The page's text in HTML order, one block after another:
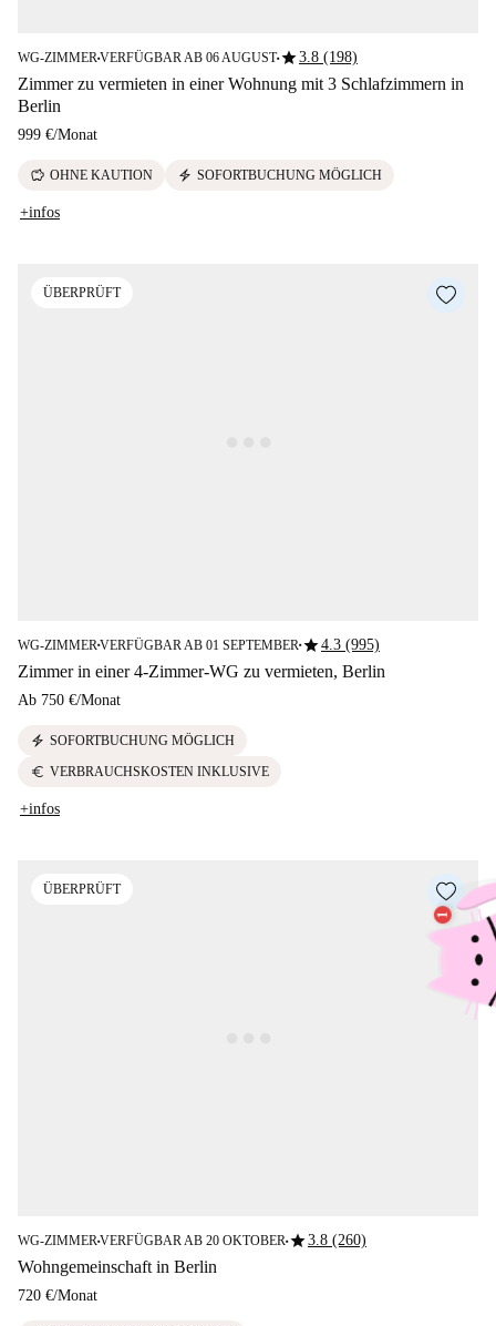
WG-ZIMMER■VERFÜGBAR AB 06 AUGUST■star3.8 (198)
Zimmer zu vermieten in einer Wohnung mit 3 Schlafzimmern in
Berlin
999 €/Monat
savings OHNE KAUTION electric_bolt SOFORTBUCHUNG MÖGLICH
+infos
ÜBERPRÜFT
WG-ZIMMER ■VERFÜGBAR AB 01 SEPTEMBER ■star4.3 (995)
Zimmer in einer 4-Zimmer-WG zu vermieten, Berlin
Ab 750 €/Monat
electric_bolt SOFORTBUCHUNG MÖGLICH
euro VERBRAUCHSKOSTEN INKLUSIVE
+infos
ÜBERPRÜFT
WG-ZIMMER■VERFÜGBAR AB 20 OKTOBER■star3.8 (260)
Wohngemeinschaft in Berlin
720 €/Monat